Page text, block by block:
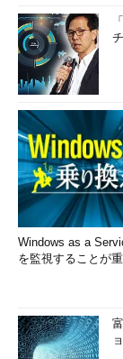
Windows as a
を監視することが